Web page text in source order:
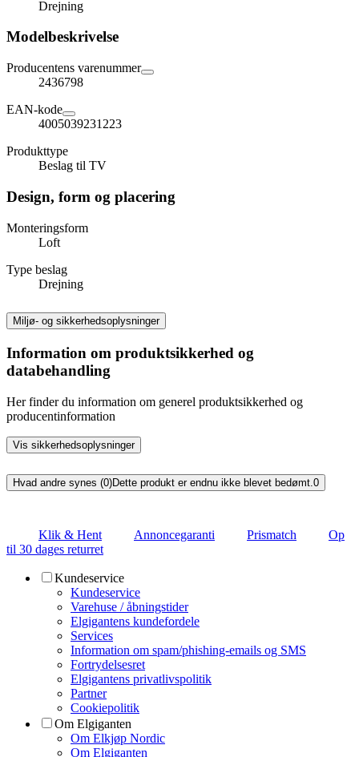
Drejning
Modelbeskrivelse
Producentens varenummer
2436798
EAN-kode
4005039231223
Produkttype
Beslag til TV
Design, form og placering
Monteringsform
Loft
Type beslag
Drejning
Miljø- og sikkerhedsoplysninger
Information om produktsikkerhed og
databehandling
Her finder du information om generel produktsikkerhed og
producentinformation
Vis sikkerhedsoplysninger
Hvad andre synes (0)Dette produkt er endnu ikke blevet bedømt.0
Klik & Hent Annoncegaranti Prismatch
Op
til 30 dages returret
Kundeservice
Kundeservice
Varehuse / åbningstider
Elgigantens kundefordele
Services
Information om spam/phishing-emails og SMS
Fortrydelsesret
Elgigantens privatlivspolitik
Partner
Cookiepolitik
Om Elgiganten
Om Elkjøp Nordic
Om Elgiganten